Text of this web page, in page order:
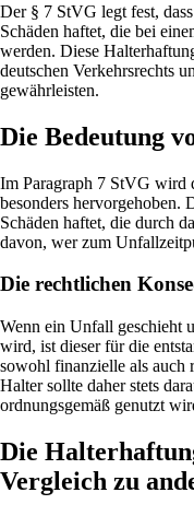
Der § 7 StVG legt fest,
Schäden haftet, die bei
werden. Diese
deutschen Verkehrsrechts
gewährleisten.
Die Bedeutung
Im Paragraph 7 StVG wird
besonders hervorgehoben.
Schäden haftet, die durch
davon, wer zum
Die rechtlichen
Wenn ein Unfall geschieht
wird, ist dieser für die
sowohl finanzielle als auch
Halter sollte daher stets
ordnungsgemäß genutzt
Die
Vergleich zu